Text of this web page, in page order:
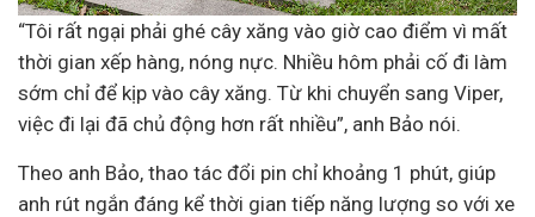
“Tôi rất ngại phải ghé cây xăng vào giờ cao điểm vì mất
thời gian xếp hàng, nóng nực. Nhiều hôm phải cố đi làm
sớm chỉ để kịp vào cây xăng. Từ khi chuyển sang Viper,
việc đi lại đã chủ động hơn rất nhiều”, anh Bảo nói.
Theo anh Bảo, thao tác đổi pin chỉ khoảng 1 phút, giúp
anh rút ngắn đáng kể thời gian tiếp năng lượng so với xe